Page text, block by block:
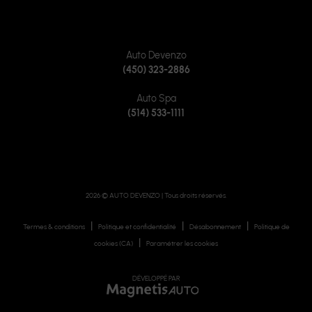
Auto Devenzo
(450) 323-2886
Auto Spa
(514) 533-1111
2026 © AUTO DEVENZO | Tous droits réservés.
Termes & conditions| Politique et confidentialité | Désabonnement|
Politique de
cookies (CA)
| Paramétrer les cookies
DÉVELOPPÉ PAR